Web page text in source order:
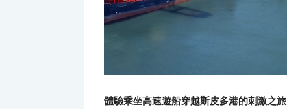
體驗乘坐高速遊船穿越斯皮多港的刺激之旅